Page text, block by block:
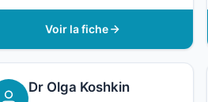
Voir la fiche
Dr Olga Koshkin